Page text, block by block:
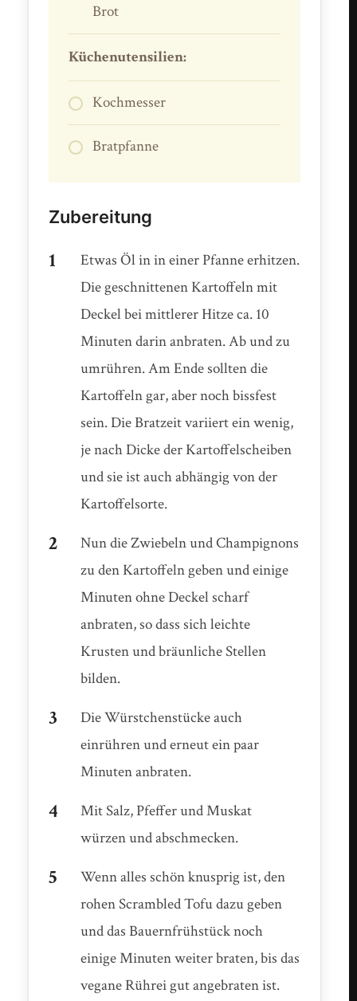
Brot
Küchenutensilien:
Kochmesser
Bratpfanne
Zubereitung
Etwas Öl in in einer Pfanne erhitzen.
Die geschnittenen Kartoffeln mit
Deckel bei mittlerer Hitze ca. 10
Minuten darin anbraten. Ab und zu
umrühren. Am Ende sollten die
Kartoffeln gar, aber noch bissfest
sein. Die Bratzeit variiert ein wenig,
je nach Dicke der Kartoffelscheiben
und sie ist auch abhängig von der
Kartoffelsorte.
Nun die Zwiebeln und Champignons
zu den Kartoffeln geben und einige
Minuten ohne Deckel scharf
anbraten, so dass sich leichte
Krusten und bräunliche Stellen
bilden.
Die Würstchenstücke auch
einrühren und erneut ein paar
Minuten anbraten.
Mit Salz, Pfeffer und Muskat
würzen und abschmecken.
Wenn alles schön knusprig ist, den
rohen Scrambled Tofu dazu geben
und das Bauernfrühstück noch
einige Minuten weiter braten, bis das
vegane Rührei gut angebraten ist.